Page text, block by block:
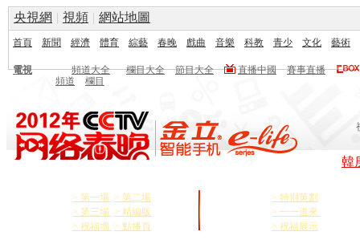
央視網 | 視頻 | 網站地圖
首頁 新聞 經濟 體育 綜藝 春晚 戲曲 音樂 科教 青少 文化 藝術
電視 頻道大全 欄目大全 節目大全 直播中國
賽事直播
頻道
欄目
韓
> 第一場 > 第二場
> 第三場 > 精編版
> 祝福墻 > 點播頁
> 特別策劃
> 一一道來
> 祝福展示